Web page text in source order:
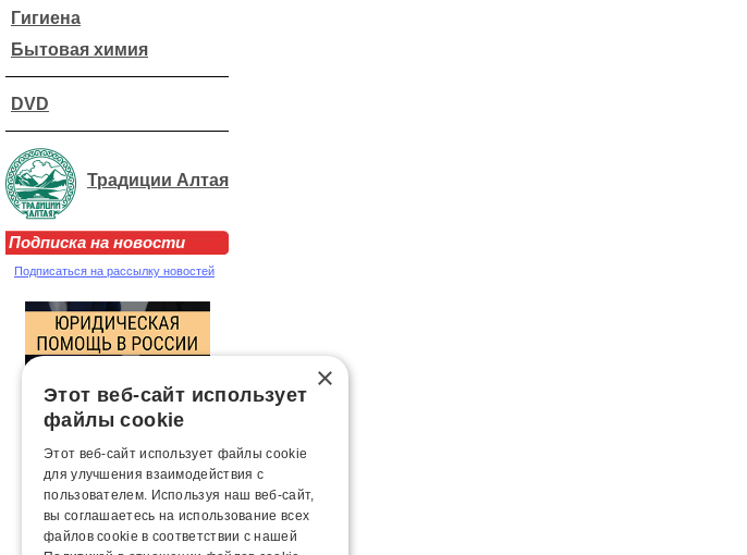
Гигиена
Бытовая химия
DVD
Традиции Алтая
Подписка на новости
Подписаться на рассылку новостей
×
Этот веб-сайт использует
файлы cookie
Этот веб-сайт использует файлы cookie
для улучшения взаимодействия с
пользователем. Используя наш веб-сайт,
вы соглашаетесь на использование всех
файлов cookie в соответствии с нашей